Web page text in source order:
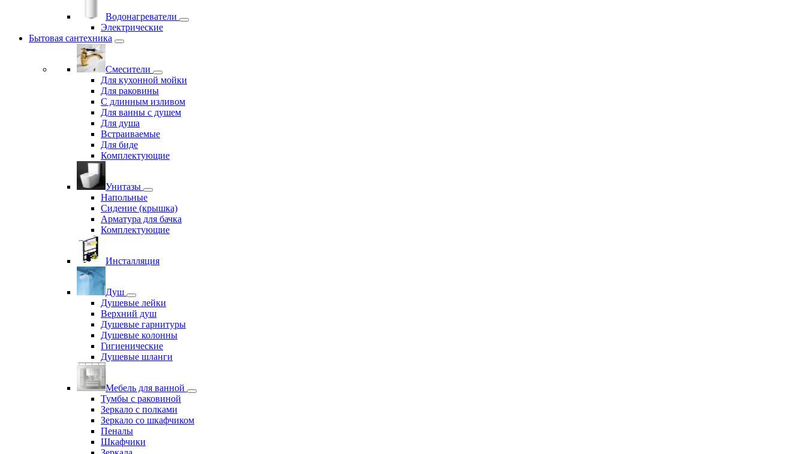
Водонагреватели
Электрические
Бытовая сантехника
Смесители
Для кухонной мойки
Для раковины
С длинным изливом
Для ванны с душем
Для душа
Встраиваемые
Для биде
Комплектующие
Унитазы
Напольные
Сидение (крышка)
Арматура для бачка
Комплектующие
Инсталляция
Душ
Душевые лейки
Верхний душ
Душевые гарнитуры
Душевые колонны
Гигиенические
Душевые шланги
Мебель для ванной
Тумбы с раковиной
Зеркало с полками
Зеркало со шкафчиком
Пеналы
Шкафчики